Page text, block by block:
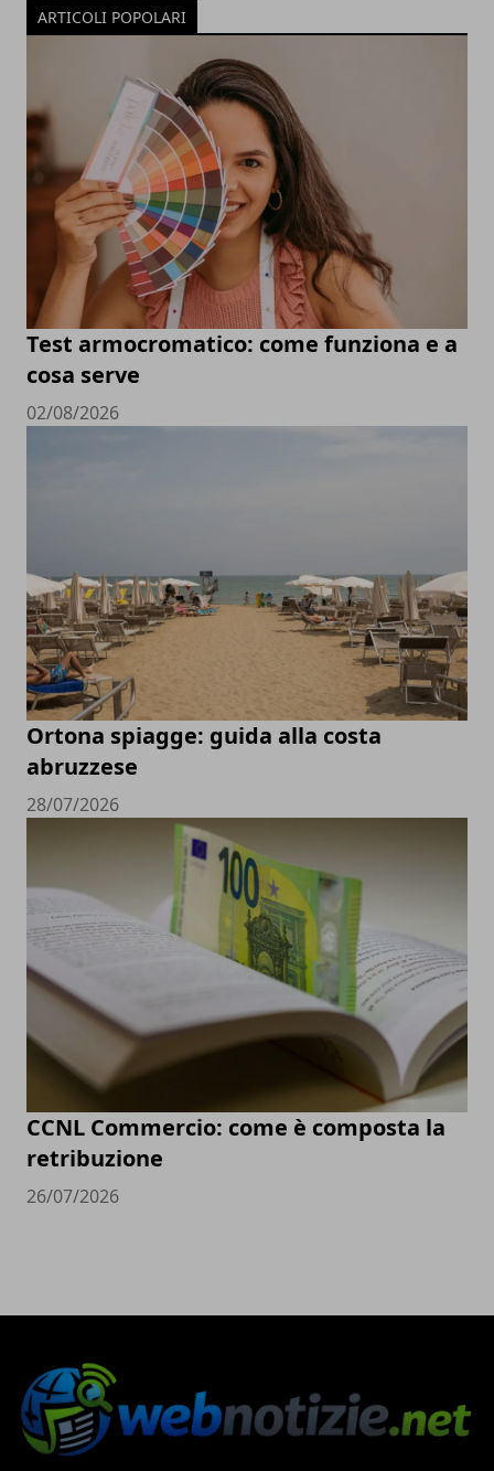
ARTICOLI POPOLARI
Test armocromatico: come funziona e a
cosa serve
02/08/2026
Ortona spiagge: guida alla costa
abruzzese
28/07/2026
CCNL Commercio: come è composta la
retribuzione
26/07/2026